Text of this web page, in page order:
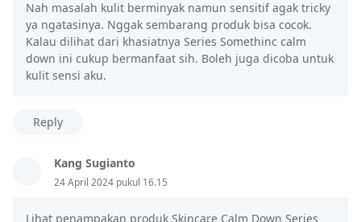
Nah masalah kulit berminyak namun sensitif agak tricky
ya ngatasinya. Nggak sembarang produk bisa cocok.
Kalau dilihat dari khasiatnya Series Somethinc calm
down ini cukup bermanfaat sih. Boleh juga dicoba untuk
kulit sensi aku.
Reply
Kang Sugianto
24 April 2024 pukul 16.15
Lihat penampakan produk Skincare Calm Down Series